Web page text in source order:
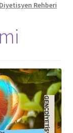
Diyetisyen Rehberi